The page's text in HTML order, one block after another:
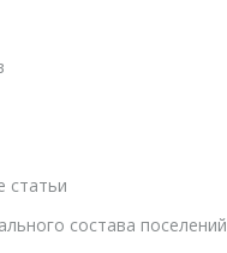
статьи
состава поселений